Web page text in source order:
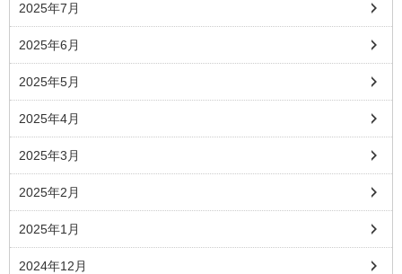
2025年7月
2025年6月
2025年5月
2025年4月
2025年3月
2025年2月
2025年1月
2024年12月